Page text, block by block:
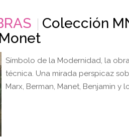
Colección
Símbolo de la Modernidad, la
técnica. Una mirada perspicaz
Marx, Berman, Manet, Benjamin y